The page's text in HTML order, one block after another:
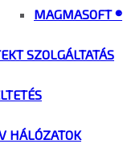
MAGMASOFT ®
SZOLGÁLTATÁS
HÁLÓZATOK